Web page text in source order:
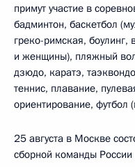
примут участие в
бадминтон, баскетбол
греко-римская, боулинг,
и женщины), пляжный
дзюдо, каратэ,
теннис, плавание,
ориентирование,
25 августа в Москве
сборной команды